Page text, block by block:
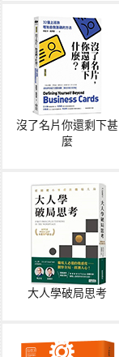
沒了名片你還剩下甚
麼
大人學破局思考